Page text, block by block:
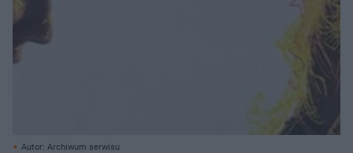
Autor: Archiwum serwisu